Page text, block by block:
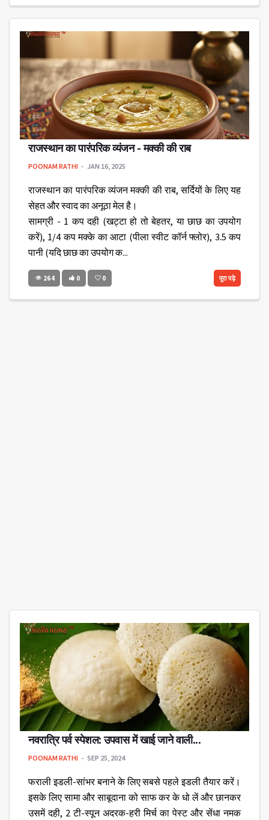
राजस्थान का पारंपरिक व्यंजन - मक्की की राब
POONAM RATHI JAN 16, 2025
राजस्थान का पारंपरिक व्यंजन मक्की की राब, सर्दियों के लिए यह
सेहत और स्वाद का अनूठा मेल है।
सामग्री - 1 कप दही (खट्टा हो तो बेहतर, या छाछ का उपयोग
करें), 1/4 कप मक्के का आटा (पीला स्वीट कॉर्न फ्लोर), 3.5 कप
पानी (यदि छाछ का उपयोग क...
264 0 0 पूरा पढ़े
नवरात्रि पर्व स्पेशल: उपवास में खाई जाने वाली...
POONAM RATHI SEP 25, 2024
फराली इडली-सांभर बनाने के लिए सबसे पहले इडली तैयार करें।
इसके लिए सामा और साबूदाना को साफ कर के धो लें और छानकर
उसमें दही, 2 टी-स्पून अदरक-हरी मिर्च का पेस्ट और सेंधा नमक